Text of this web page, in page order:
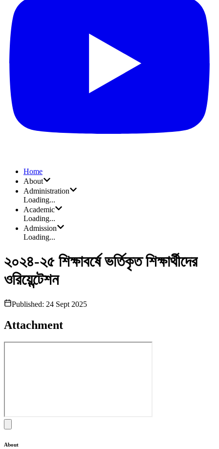
Home
About
Administration
Loading...
Academic
Loading...
Admission
Loading...
২০২৪-২৫ শিক্ষাবর্ষে ভর্তিকৃত শিক্ষার্থীদের
ওরিয়েন্টেশন
Published: 24 Sept 2025
Attachment
About